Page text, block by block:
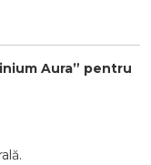
Aura” pentru